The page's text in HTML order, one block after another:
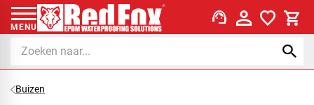
MENU support_agent
Buizen